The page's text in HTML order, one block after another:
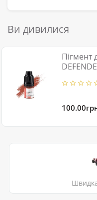
Ви дивилися
Пігмент